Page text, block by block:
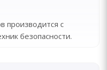
производится с
безопасности.